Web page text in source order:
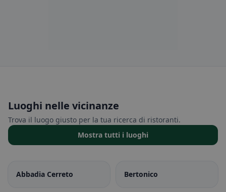
Luoghi nelle vicinanze
Trova il luogo giusto per la tua ricerca di ristoranti.
Mostra tutti i luoghi
Abbadia Cerreto Bertonico